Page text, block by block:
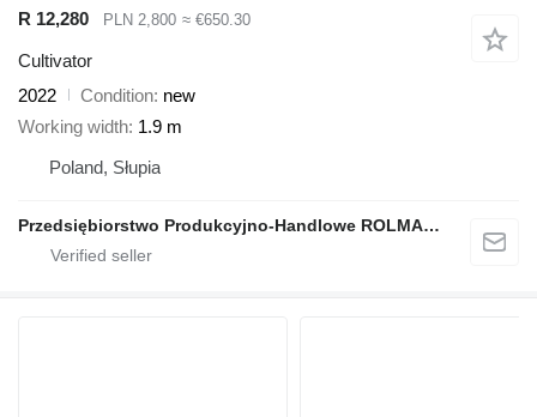
R 12,280
PLN 2,800 ≈ €650.30
Cultivator
2022
Condition new
Working width 1.9 m
Poland, Słupia
Przedsiębiorstwo Produkcyjno-Handlowe ROLMAPOL Marcin Dziekan